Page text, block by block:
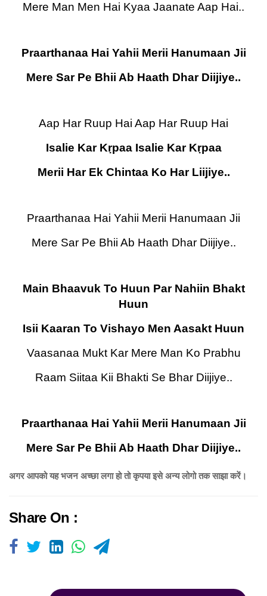
Mere Man Men Hai Kyaa Jaanate Aap Hai..
Praarthanaa Hai Yahii Merii Hanumaan Jii
Mere Sar Pe Bhii Ab Haath Dhar Diijiye..
Aap Har Ruup Hai Aap Har Ruup Hai
Isalie Kar Kṛpaa Isalie Kar Kṛpaa
Merii Har Ek Chintaa Ko Har Liijiye..
Praarthanaa Hai Yahii Merii Hanumaan Jii
Mere Sar Pe Bhii Ab Haath Dhar Diijiye..
Main Bhaavuk To Huun Par Nahiin Bhakt
Huun
Isii Kaaran To Vishayo Men Aasakt Huun
Vaasanaa Mukt Kar Mere Man Ko Prabhu
Raam Siitaa Kii Bhakti Se Bhar Diijiye..
Praarthanaa Hai Yahii Merii Hanumaan Jii
Mere Sar Pe Bhii Ab Haath Dhar Diijiye..
अगर आपको यह भजन अच्छा लगा हो तो कृपया इसे अन्य लोगो तक साझा करें।
Share On :